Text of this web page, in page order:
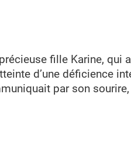
fille Karine, qui
d’une déficience
par son